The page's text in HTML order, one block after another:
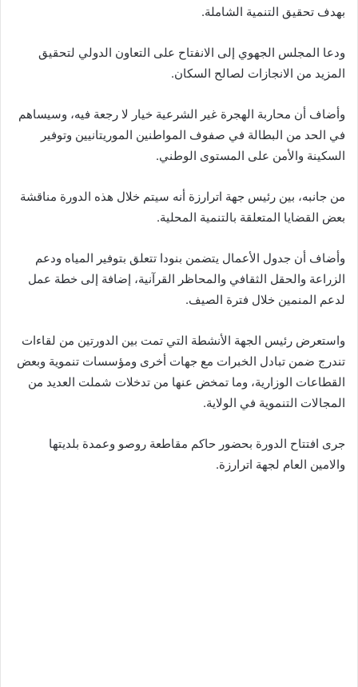
بهدف تحقيق التنمية الشاملة.
ودعا المجلس الجهوي إلى الانفتاح على التعاون الدولي لتحقيق
المزيد من الانجازات لصالح السكان.
وأضاف أن محاربة الهجرة غير الشرعية خيار لا رجعة فيه، وسيساهم
في الحد من البطالة في صفوف المواطنين الموريتانيين وتوفير
السكينة والأمن على المستوى الوطني.
من جانبه، بين رئيس جهة اترارزة أنه سيتم خلال هذه الدورة مناقشة
بعض القضايا المتعلقة بالتنمية المحلية.
وأضاف أن جدول الأعمال يتضمن بنودا تتعلق بتوفير المياه ودعم
الزراعة والحقل الثقافي والمحاظر القرآنية، إضافة إلى خطة عمل
لدعم المنمين خلال فترة الصيف.
واستعرض رئيس الجهة الأنشطة التي تمت بين الدورتين من لقاءات
تندرج ضمن تبادل الخبرات مع جهات أخرى ومؤسسات تنموية وبعض
القطاعات الوزارية، وما تمخض عنها من تدخلات شملت العديد من
المجالات التنموية في الولاية.
جرى افتتاح الدورة بحضور حاكم مقاطعة روصو وعمدة بلديتها
والامين العام لجهة اترارزة.